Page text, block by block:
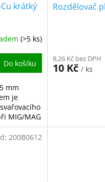
krátký
(>5 ks)
Do košíku
mm
je
MIG/MAG
vodivé...
Rozdělovač
8,26 Kč bez DPH
10 Kč / ks
200B0612